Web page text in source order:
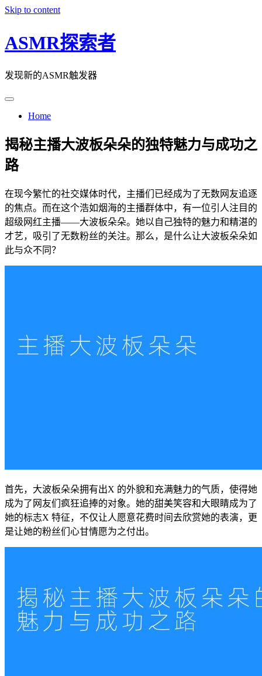
Skip to content
ASMR探索者
发现新的ASMR触发器
Home
揭秘主播大波板朵朵的独特魅力与成功之
路
在现今繁忙的社交媒体时代，主播们已经成为了无数网友追逐
的焦点。而在这个浩如烟海的主播群体中，有一位引人注目的
超级网红主播——大波板朵朵。她以自己独特的魅力和精湛的
才艺，吸引了无数粉丝的关注。那么，是什么让大波板朵朵如
此与众不同？
首先，大波板朵朵拥有出X 的外貌和充满魅力的气质，使得她
成为了网友们疯狂追捧的对象。她的甜美笑容和大眼睛成为了
她的标志X 特征，不仅让人愿意花费时间去欣赏她的表演，更
是让她的粉丝们心甘情愿为之付出。